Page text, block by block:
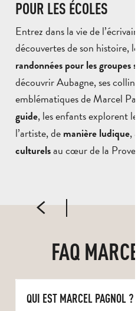
POUR LES ÉCOLES
Entrez dans la vie de
découvertes de son histoire, les
randonnées pour les groupes
découvrir Aubagne, ses
emblématiques de Marcel
guide, les enfants explorent
l’artiste, de manière ludique,
culturelsau cœur de la
FAQ
QUI EST MARCEL PAGNOL ?